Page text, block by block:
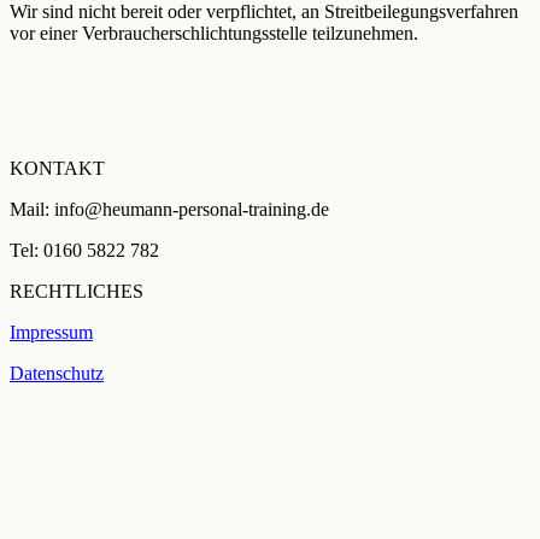
Wir sind nicht bereit oder verpflichtet, an Streitbeilegungsverfahren
vor einer Verbraucherschlichtungsstelle teilzunehmen.
KONTAKT
Mail: info@heumann-personal-training.de
Tel: 0160 5822 782
RECHTLICHES
Impressum
Datenschutz